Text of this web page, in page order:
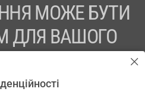
МОЖЕ БУТИ
ДЛЯ ВАШОГО
ПРОКОНСУЛЬТУЙТЕСЬ